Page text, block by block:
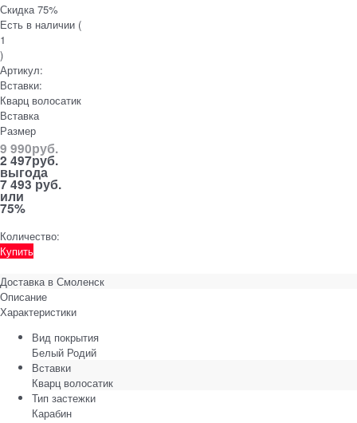
Скидка 75%
Есть в наличии (
1
)
Артикул:
Вставки:
Кварц волосатик
Вставка
Размер
9 990руб.
2 497руб.
выгода
7 493 руб.
или
75%
Количество:
Купить
Доставка в Смоленск
Описание
Характеристики
Вид покрытия
Белый Родий
Вставки
Кварц волосатик
Тип застежки
Карабин